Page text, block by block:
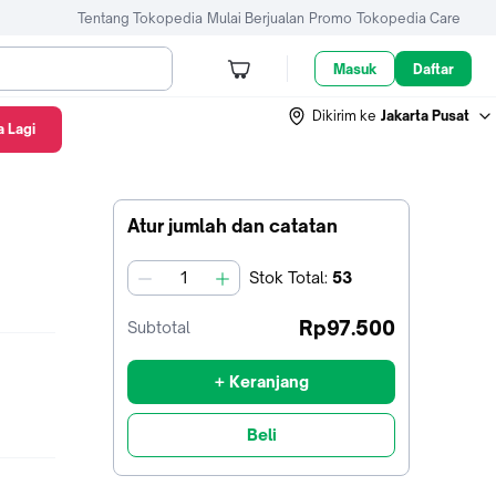
Tentang Tokopedia Mulai Berjualan Promo Tokopedia Care
Masuk Daftar
Dikirim ke Jakarta Pusat
Atur jumlah dan catatan
jumlah Stok Total: 53
Subtotal Rp97.500
+ Keranjang
Beli
Lagi